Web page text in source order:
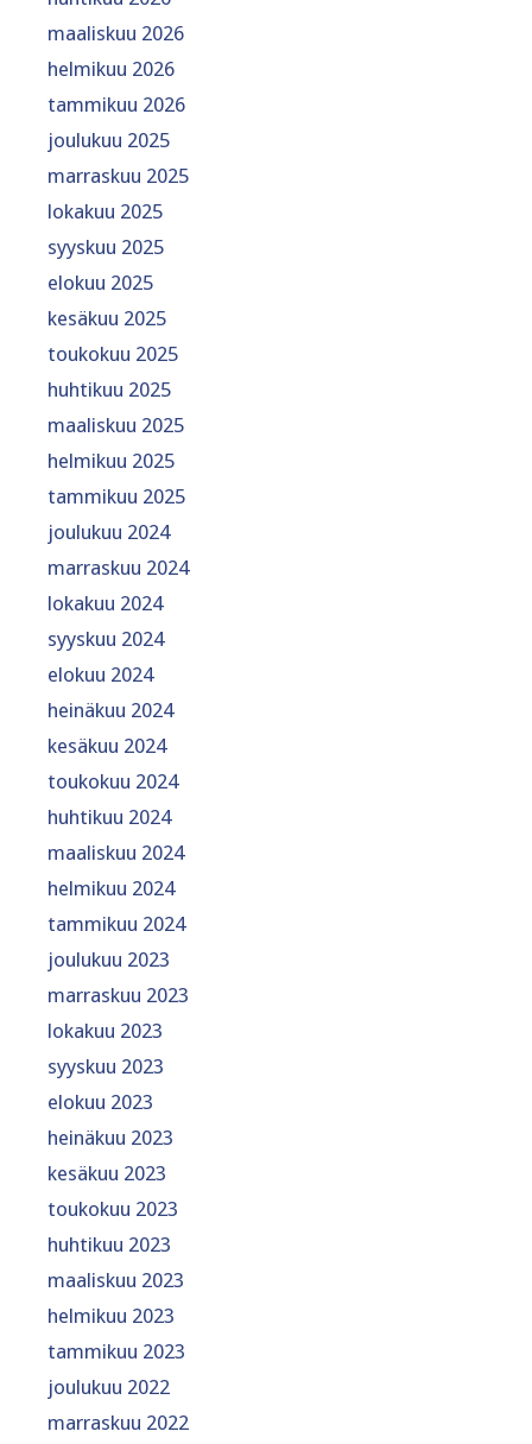
maaliskuu 2026
helmikuu 2026
tammikuu 2026
joulukuu 2025
marraskuu 2025
lokakuu 2025
syyskuu 2025
elokuu 2025
kesäkuu 2025
toukokuu 2025
huhtikuu 2025
maaliskuu 2025
helmikuu 2025
tammikuu 2025
joulukuu 2024
marraskuu 2024
lokakuu 2024
syyskuu 2024
elokuu 2024
heinäkuu 2024
kesäkuu 2024
toukokuu 2024
huhtikuu 2024
maaliskuu 2024
helmikuu 2024
tammikuu 2024
joulukuu 2023
marraskuu 2023
lokakuu 2023
syyskuu 2023
elokuu 2023
heinäkuu 2023
kesäkuu 2023
toukokuu 2023
huhtikuu 2023
maaliskuu 2023
helmikuu 2023
tammikuu 2023
joulukuu 2022
marraskuu 2022